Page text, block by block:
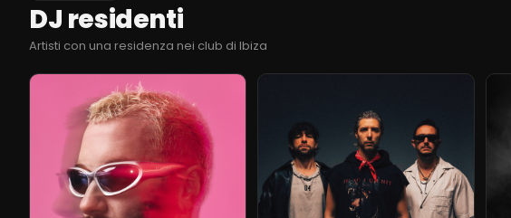
DJ residenti
Artisti con una residenza nei club di Ibiza